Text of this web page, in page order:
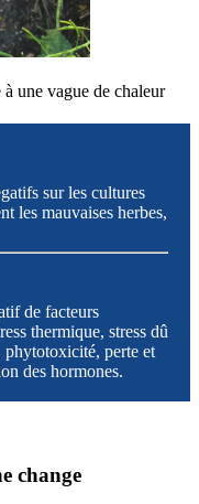
une vague de chaleur
sur les cultures
les mauvaises herbes,
de facteurs
thermique, stress dû
phytotoxicité, perte et
des hormones.
change